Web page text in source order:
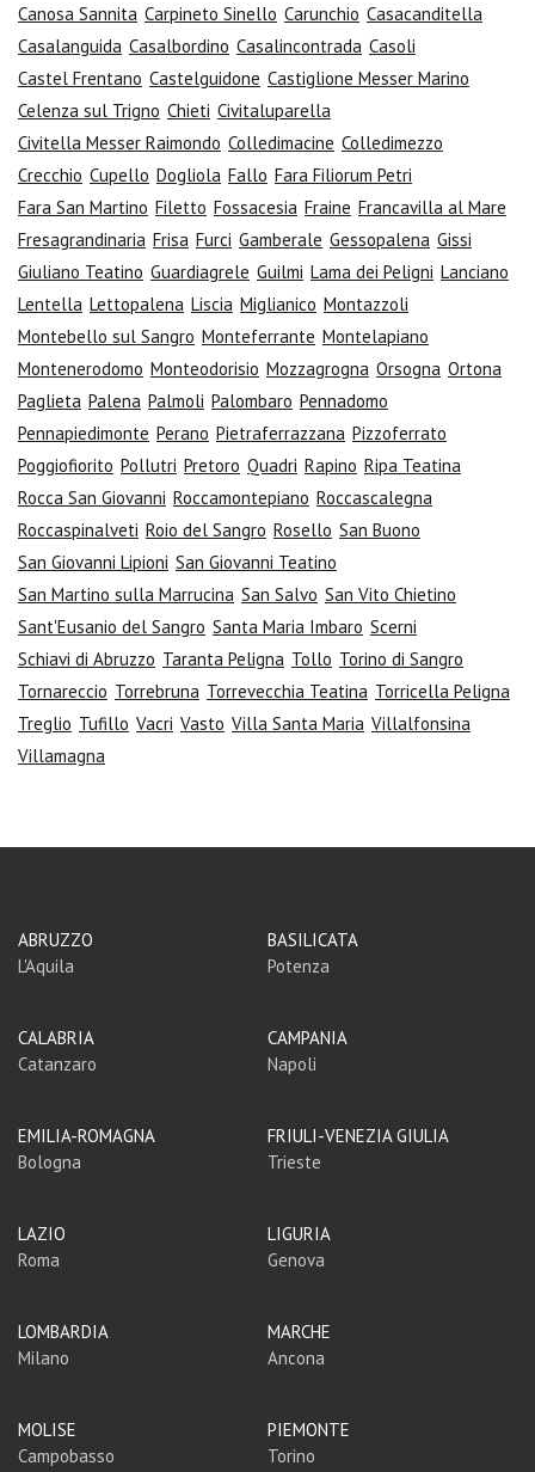
Canosa Sannita Carpineto Sinello Carunchio Casacanditella
Casalanguida Casalbordino Casalincontrada Casoli
Castel Frentano Castelguidone Castiglione Messer Marino
Celenza sul Trigno Chieti Civitaluparella
Civitella Messer Raimondo Colledimacine Colledimezzo
Crecchio Cupello Dogliola Fallo Fara Filiorum Petri
Fara San Martino Filetto Fossacesia Fraine Francavilla al Mare
Fresagrandinaria Frisa Furci Gamberale Gessopalena Gissi
Giuliano Teatino Guardiagrele Guilmi Lama dei Peligni Lanciano
Lentella Lettopalena Liscia Miglianico Montazzoli
Montebello sul Sangro Monteferrante Montelapiano
Montenerodomo Monteodorisio Mozzagrogna Orsogna Ortona
Paglieta Palena Palmoli Palombaro Pennadomo
Pennapiedimonte Perano Pietraferrazzana Pizzoferrato
Poggiofiorito Pollutri Pretoro Quadri Rapino Ripa Teatina
Rocca San Giovanni Roccamontepiano Roccascalegna
Roccaspinalveti Roio del Sangro Rosello San Buono
San Giovanni Lipioni San Giovanni Teatino
San Martino sulla Marrucina San Salvo San Vito Chietino
Sant'Eusanio del Sangro Santa Maria Imbaro Scerni
Schiavi di Abruzzo Taranta Peligna Tollo Torino di Sangro
Tornareccio Torrebruna Torrevecchia Teatina Torricella Peligna
Treglio Tufillo Vacri Vasto Villa Santa Maria Villalfonsina
Villamagna
ABRUZZO
L'Aquila
BASILICATA
Potenza
CALABRIA
Catanzaro
CAMPANIA
Napoli
EMILIA-ROMAGNA
Bologna
FRIULI-VENEZIA GIULIA
Trieste
LAZIO
Roma
LIGURIA
Genova
LOMBARDIA
Milano
MARCHE
Ancona
MOLISE
Campobasso
PIEMONTE
Torino